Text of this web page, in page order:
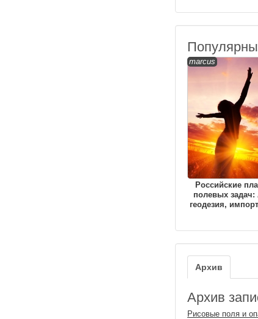
marcus
Российские
полевых задач:
геодезия,
Архив
Архив
Рисовые поля и